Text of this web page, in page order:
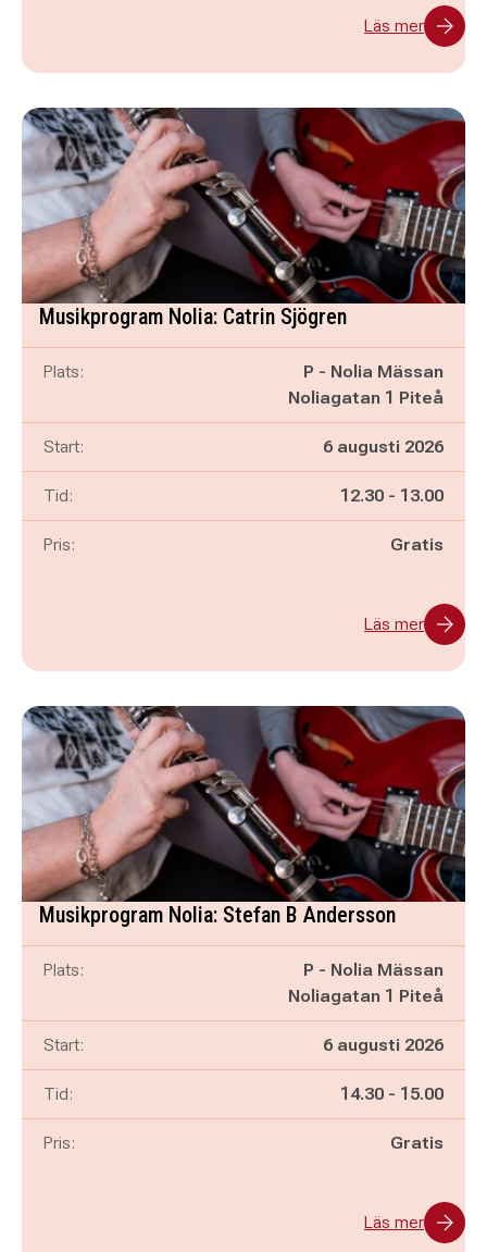
Läs mer
Musikprogram Nolia: Catrin Sjögren
Plats:
P - Nolia Mässan
Noliagatan 1 Piteå
Start: 6 augusti 2026
Tid: Pågår mellan
12.30 - och
13.00
Pris: Gratis
Läs mer
Musikprogram Nolia: Stefan B Andersson
Plats:
P - Nolia Mässan
Noliagatan 1 Piteå
Start: 6 augusti 2026
Tid: Pågår mellan
14.30 - och
15.00
Pris: Gratis
Läs mer